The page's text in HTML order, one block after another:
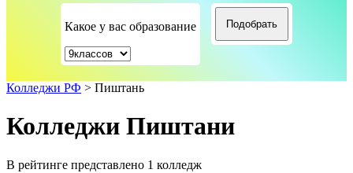
Какое у вас образование
Колледжи РФ > Пиштань
Колледжи Пиштани
В рейтинге представлено 1 колледж